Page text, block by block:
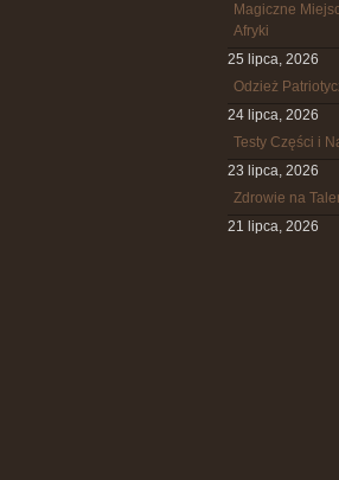
Magiczne
Afryki
25 lipca, 2026
Odzież
24 lipca, 2026
Testy Części i
23 lipca, 2026
Zdrowie na
21 lipca, 2026